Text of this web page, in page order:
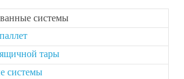
системы
тары
системы